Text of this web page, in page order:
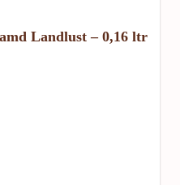
Landlust – 0,16 ltr